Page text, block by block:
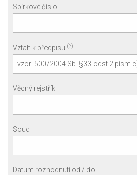
Sbírkové číslo
Vztah k předpisu (?)
Věcný rejstřík
Soud
Datum rozhodnutí od / do